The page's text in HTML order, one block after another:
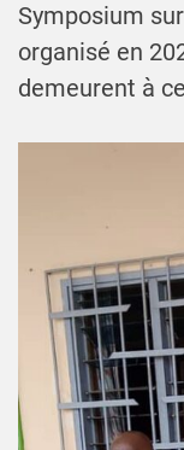
Symposium
organisé en
demeurent à